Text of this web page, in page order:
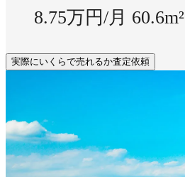
8.75万円/月 60.6m²
実際にいくらで売れるか査定依頼